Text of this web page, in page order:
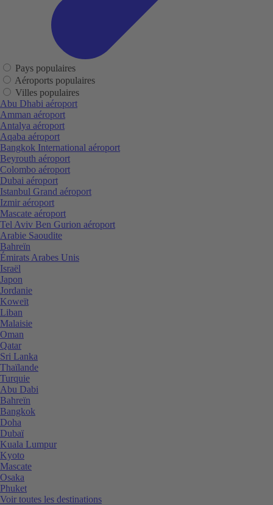
Pays populaires
Aéroports populaires
Villes populaires
Abu Dhabi aéroport
Amman aéroport
Antalya aéroport
Aqaba aéroport
Bangkok International aéroport
Beyrouth aéroport
Colombo aéroport
Dubai aéroport
Istanbul Grand aéroport
Izmir aéroport
Mascate aéroport
Tel Aviv Ben Gurion aéroport
Arabie Saoudite
Bahreïn
Émirats Arabes Unis
Israël
Japon
Jordanie
Koweït
Liban
Malaisie
Oman
Qatar
Sri Lanka
Thaïlande
Turquie
Abu Dabi
Bahreïn
Bangkok
Doha
Dubaï
Kuala Lumpur
Kyoto
Mascate
Osaka
Phuket
Voir toutes les destinations